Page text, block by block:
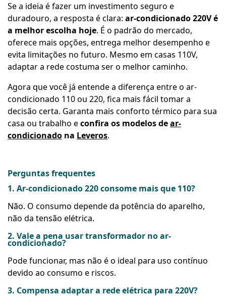
Se a ideia é fazer um investimento seguro e
duradouro, a resposta é clara: ar-condicionado 220V é
a melhor escolha hoje. É o padrão do mercado,
oferece mais opções, entrega melhor desempenho e
evita limitações no futuro. Mesmo em casas 110V,
adaptar a rede costuma ser o melhor caminho.
Agora que você já entende a diferença entre o ar-
condicionado 110 ou 220, fica mais fácil tomar a
decisão certa. Garanta mais conforto térmico para sua
casa ou trabalho econfira os modelos dear-
condicionado na Leveros.
Perguntas frequentes
1. Ar-condicionado 220 consome mais que 110?
Não. O consumo depende da potência do aparelho,
não da tensão elétrica.
2. Vale a pena usar transformador no ar-
condicionado?
Pode funcionar, mas não é o ideal para uso contínuo
devido ao consumo e riscos.
3. Compensa adaptar a rede elétrica para 220V?